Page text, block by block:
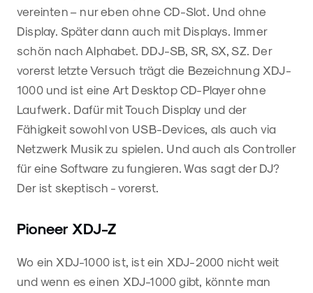
vereinten – nur eben ohne CD-Slot. Und ohne
Display. Später dann auch mit Displays. Immer
schön nach Alphabet. DDJ-SB, SR, SX, SZ. Der
vorerst letzte Versuch trägt die Bezeichnung XDJ-
1000 und ist eine Art Desktop CD-Player ohne
Laufwerk. Dafür mit Touch Display und der
Fähigkeit sowohl von USB-Devices, als auch via
Netzwerk Musik zu spielen. Und auch als Controller
für eine Software zu fungieren. Was sagt der DJ?
Der ist skeptisch - vorerst.
Pioneer XDJ-Z
Wo ein XDJ-1000 ist, ist ein XDJ-2000 nicht weit
und wenn es einen XDJ-1000 gibt, könnte man